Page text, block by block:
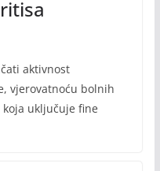
aktivnost
vjerovatnoću bolnih
koja uključuje fine